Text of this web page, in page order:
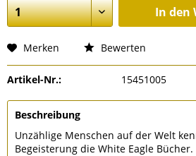
In den
Merken Bewerten
Artikel-Nr.: 15451005
Beschreibung
Unzählige Menschen auf der Welt
Begeisterung die White Eagle Bücher.